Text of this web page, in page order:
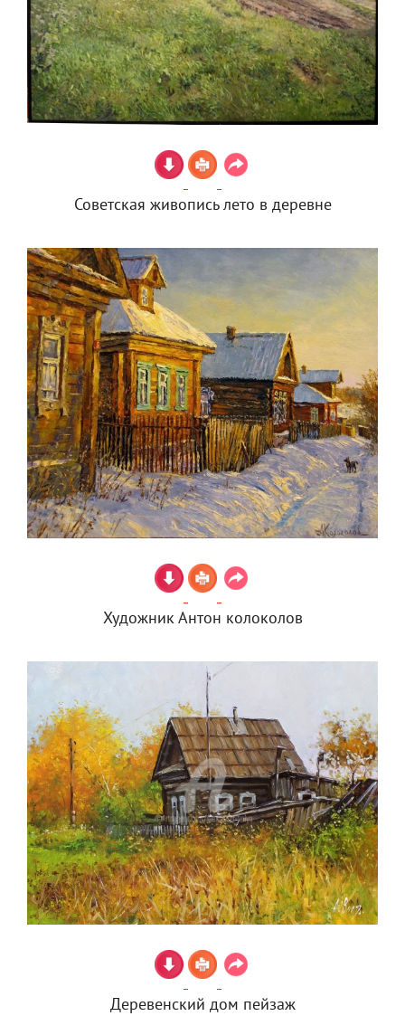
Советская живопись лето в деревне
Художник Антон колоколов
Деревенский дом пейзаж